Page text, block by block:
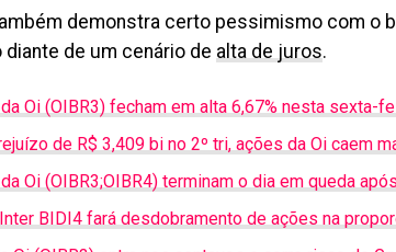
demonstra certo pessimismo com o
de um cenário de alta de juros.
Oi (OIBR3) fecham em alta 6,67% nesta sexta-
de R$ 3,409 bi no 2º tri, ações da Oi caem
Oi (OIBR3;OIBR4) terminam o dia em queda
BIDI4 fará desdobramento de ações na